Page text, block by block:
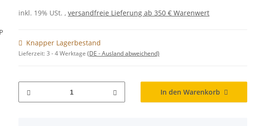
inkl. 19% USt. , versandfreie Lieferung ab 350 € Warenwert
Knapper Lagerbestand
Lieferzeit:3 - 4 Werktage (DE - Ausland abweichend)
In den Warenkorb